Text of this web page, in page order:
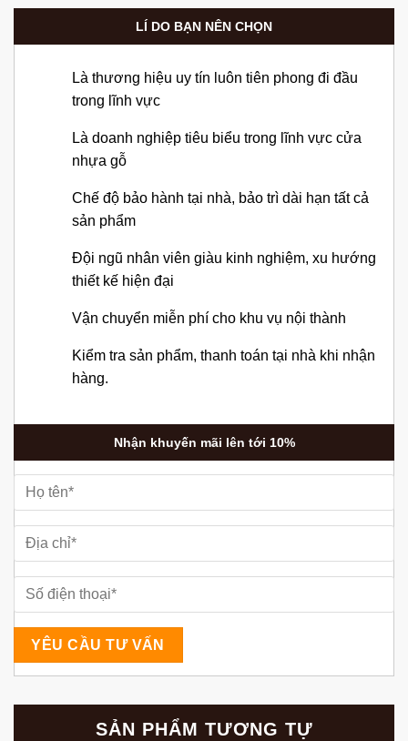
LÍ DO BẠN NÊN CHỌN
Là thương hiệu uy tín luôn tiên phong đi đầu
trong lĩnh vực
Là doanh nghiệp tiêu biểu trong lĩnh vực cửa
nhựa gỗ
Chế độ bảo hành tại nhà, bảo trì dài hạn tất cả
sản phẩm
Đội ngũ nhân viên giàu kinh nghiệm, xu hướng
thiết kế hiện đại
Vận chuyển miễn phí cho khu vụ nội thành
Kiểm tra sản phẩm, thanh toán tại nhà khi nhận
hàng.
Nhận khuyến mãi lên tới 10%
SẢN PHẨM TƯƠNG TỰ